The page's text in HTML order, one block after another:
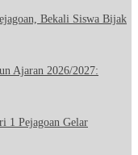
Bekali Siswa Bijak
Ajaran 2026/2027:
1 Pejagoan Gelar